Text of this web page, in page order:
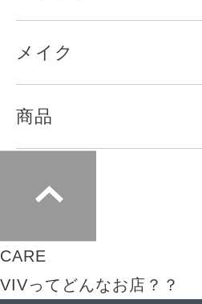
メイク
商品
CARE
VIVってどんなお店？？